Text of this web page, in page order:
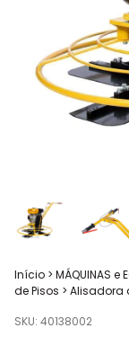
Início > MÁQUINAS e
de Pisos > Alisadora
SKU: 40138002